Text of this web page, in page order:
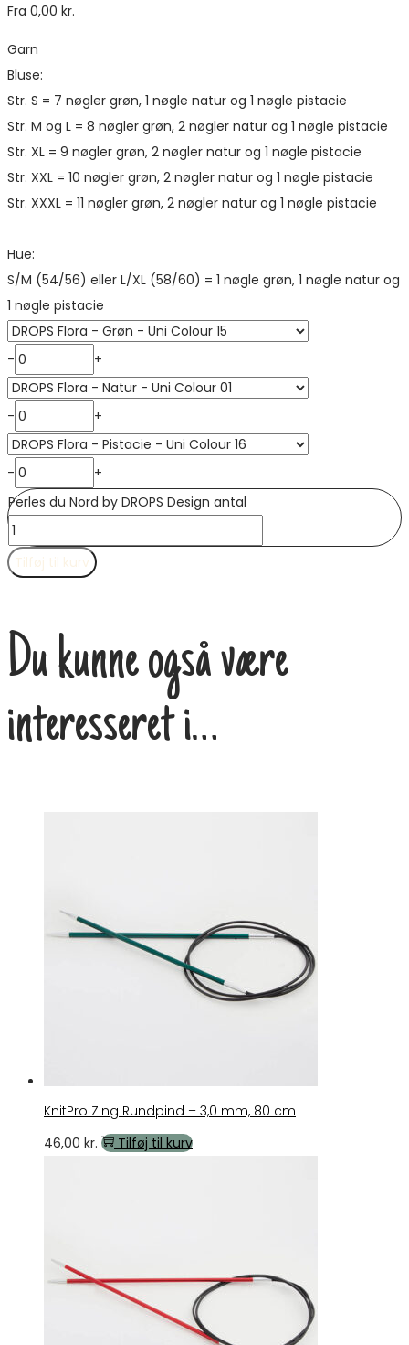
Fra 0,00 kr.
Garn
Bluse:
Str. S = 7 nøgler grøn, 1 nøgle natur og 1 nøgle pistacie
Str. M og L = 8 nøgler grøn, 2 nøgler natur og 1 nøgle pistacie
Str. XL = 9 nøgler grøn, 2 nøgler natur og 1 nøgle pistacie
Str. XXL = 10 nøgler grøn, 2 nøgler natur og 1 nøgle pistacie
Str. XXXL = 11 nøgler grøn, 2 nøgler natur og 1 nøgle pistacie
Hue:
S/M (54/56) eller L/XL (58/60) = 1 nøgle grøn, 1 nøgle natur og
1 nøgle pistacie
- +
- +
-
+
Perles du Nord by DROPS Design antal
Tilføj til kurv
Du kunne også være
interesseret i…
KnitPro Zing Rundpind – 3,0 mm, 80 cm
46,00 kr. Tilføj til kurv